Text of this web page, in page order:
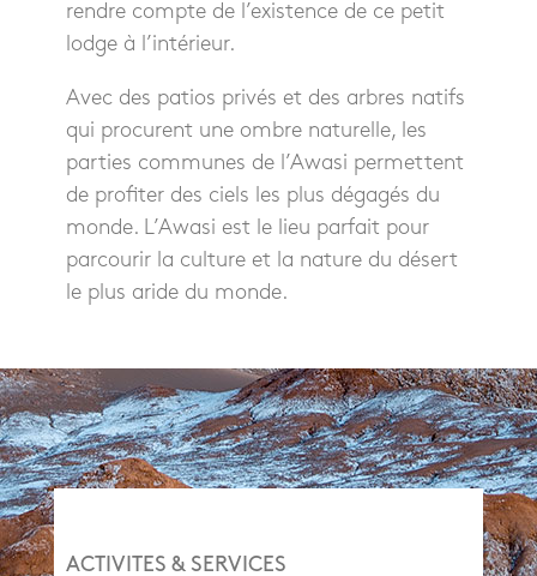
rendre compte de l’existence de ce petit
lodge à l’intérieur.
Avec des patios privés et des arbres natifs
qui procurent une ombre naturelle, les
parties communes de l’Awasi permettent
de profiter des ciels les plus dégagés du
monde. L’Awasi est le lieu parfait pour
parcourir la culture et la nature du désert
le plus aride du monde.
ACTIVITES & SERVICES